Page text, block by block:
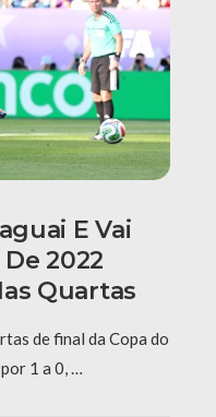
E Vai
2022
Quartas
de final da Copa do
1 a 0, …